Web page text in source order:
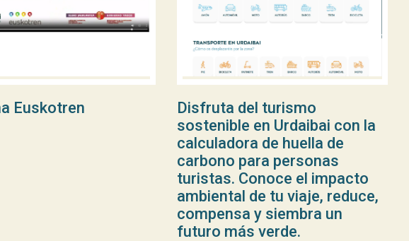
Euskotren
Disfruta del turismo
sostenible en Urdaibai con la
calculadora de huella de
carbono para personas
turistas. Conoce el impacto
ambiental de tu viaje, reduce,
compensa y siembra un
futuro más verde.